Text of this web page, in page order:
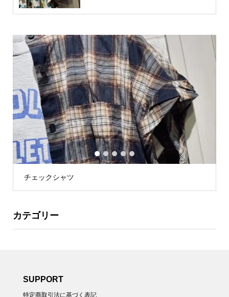
チェックシャツ
1 2 3 4 5
カテゴリー
SUPPORT
特定商取引法に基づく表記